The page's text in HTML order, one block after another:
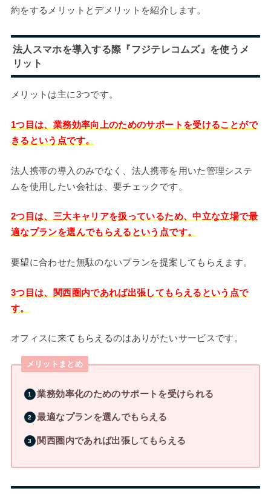
約をするメリットとデメリットを紹介します。
法人スマホを導入する際『フジテレコムズ』を使うメ
リット
メリットは主に3つです。
1つ目は、業務効率向上のためのサポートを受けることがで
きるという点です。
法人携帯の導入のみでなく、法人携帯を用いた管理システ
ムを使用したい会社は、要チェックです。
2つ目は、三大キャリアを扱っているため、中立な立場で最
適なプランを選んでもらえるという点です。
要望に合わせた無駄のないプランを提案してもらえます。
3つ目は、関西圏内であれば出張してもらえるという点で
す。
オフィスに来てもらえるのはありがたいサービスです。
メリットまとめ
業務効率化のためのサポートを受けられる
最適なプランを選んでもらえる
関西圏内であれば出張してもらえる